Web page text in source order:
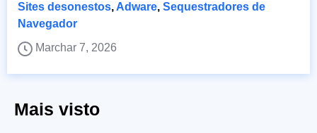
Sites desonestos, Adware, Sequestradores de
Navegador
Marchar 7, 2026
Mais visto